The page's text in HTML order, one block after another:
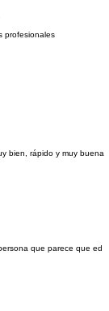
profesionales
bien, rápido y muy buena
que parece que ed